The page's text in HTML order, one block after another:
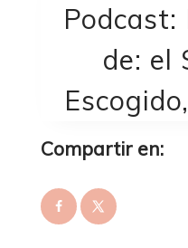
Podcast:
de: el
Compartir en: